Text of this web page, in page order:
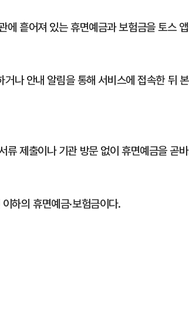
에 흩어져 있는 휴면예금과 보험금을 토스
나 안내 알림을 통해 서비스에 접속한 뒤
류 제출이나 기관 방문 없이 휴면예금을 곧
하의 휴면예금·보험금이다.